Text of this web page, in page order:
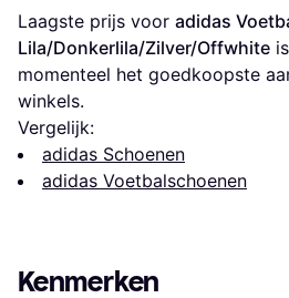
Laagste prijs voor adidas
Lila/Donkerlila/Zilver/Offwhite is
momenteel het goedkoopste
winkels.
Vergelijk:
adidas Schoenen
adidas Voetbalschoenen
Kenmerken